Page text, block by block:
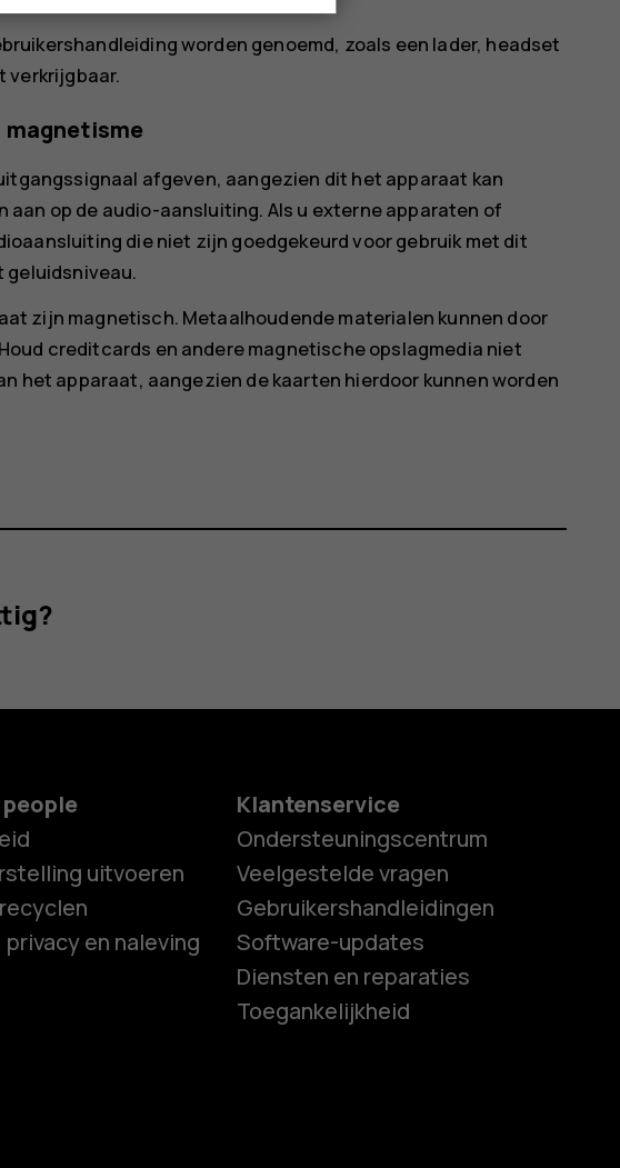
worden genoemd, zoals een lader, headset
verkrijgbaar.
magnetisme
afgeven, aangezien dit het apparaat kan
aan op de audio-aansluiting. Als u externe apparaten of
die niet zijn goedgekeurd voor gebruik met dit
zijn magnetisch. Metaalhoudende materialen kunnen door
creditcards en andere magnetische opslagmedia niet
het apparaat, aangezien de kaarten hierdoor kunnen worden
uitvoeren
en naleving
Klantenservice
Ondersteuningscentrum
Veelgestelde vragen
Gebruikershandleidingen
Software-updates
Diensten en reparaties
Toegankelijkheid